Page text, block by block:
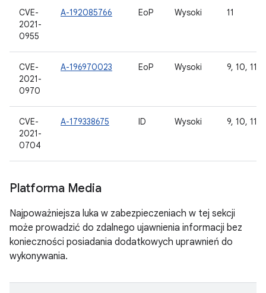
CVE-
2021-
0955
A-192085766 EoP Wysoki 11
CVE-
2021-
0970
A-196970023 EoP Wysoki 9, 10, 11,
CVE-
2021-
0704
A-179338675 ID Wysoki 9, 10, 11
Platforma Media
Najpoważniejsza luka w zabezpieczeniach w tej sekcji
może prowadzić do zdalnego ujawnienia informacji bez
konieczności posiadania dodatkowych uprawnień do
wykonywania.